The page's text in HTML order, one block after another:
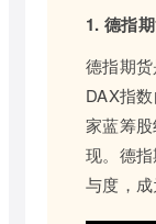
1. 德指
德指期
DAX指
家蓝筹
现。德
与度，成